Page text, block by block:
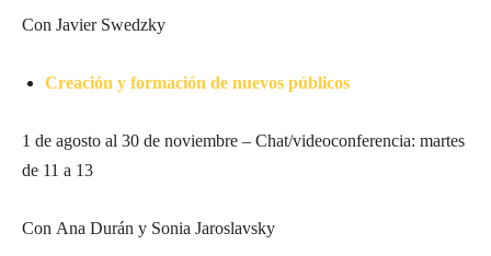
Con Javier Swedzky
Creación y formación de nuevos públicos
1 de agosto al 30 de noviembre – Chat/videoconferencia: martes
de 11 a 13
Con Ana Durán y Sonia Jaroslavsky